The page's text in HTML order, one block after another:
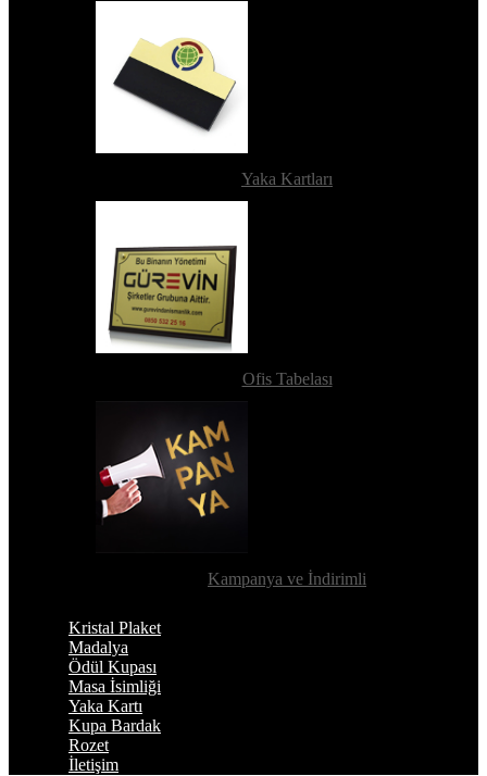
Yaka Kartları
Ofis Tabelası
Kampanya ve İndirimli
Kristal Plaket
Madalya
Ödül Kupası
Masa İsimliği
Yaka Kartı
Kupa Bardak
Rozet
İletişim